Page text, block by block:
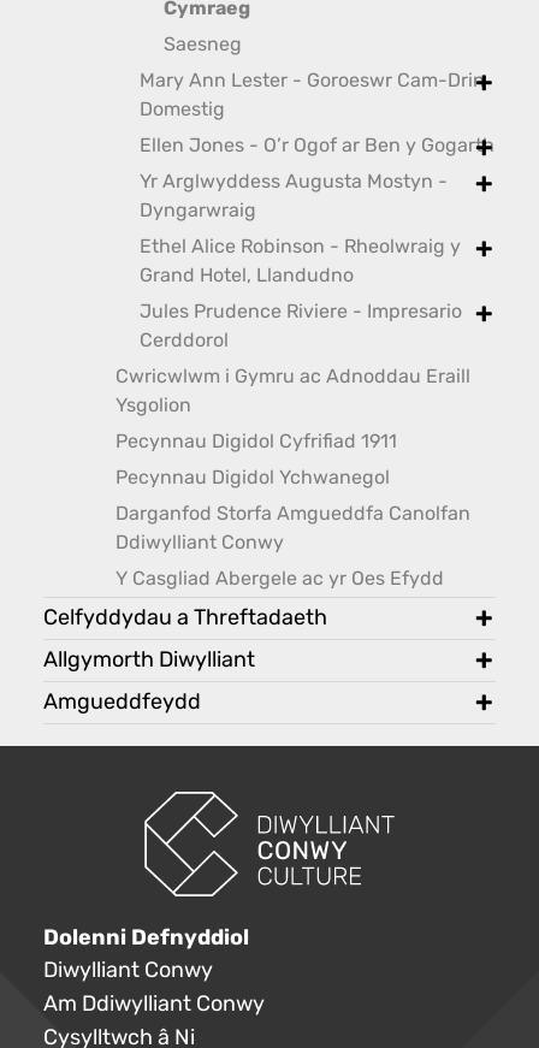
Cymraeg
Saesneg
Mary Ann Lester - Goroeswr Cam-Drin
Domestig
toggle
Ellen Jones - O’r Ogof ar Ben y Gogarth
Yr Arglwyddess Augusta Mostyn -
Dyngarwraig
Ethel Alice Robinson - Rheolwraig y
Grand Hotel, Llandudno
Jules Prudence Riviere - Impresario
Cerddorol
Cwricwlwm i Gymru ac Adnoddau Eraill
Ysgolion
Pecynnau Digidol Cyfrifiad 1911
Pecynnau Digidol Ychwanegol
Darganfod Storfa Amgueddfa Canolfan
Ddiwylliant Conwy
Y Casgliad Abergele ac yr Oes Efydd
toggle
Celfyddydau a Threftadaeth
toggle
Allgymorth Diwylliant
toggle
Amgueddfeydd
Dolenni Defnyddiol
Diwylliant Conwy
Am Ddiwylliant Conwy
Cysylltwch â Ni